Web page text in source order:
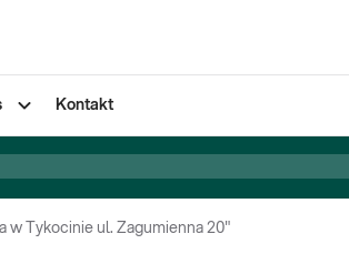
Kontakt
w Tykocinie ul. Zagumienna 20"